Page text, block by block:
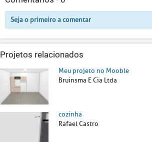
Seja o primeiro a comentar
Projetos relacionados
Meu projeto no Mooble
Bruinsma E Cia Ltda
cozinha
Rafael Castro